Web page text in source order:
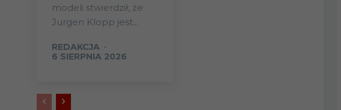
modeli stwierdził, że
Jurgen Klopp jest...
REDAKCJA -
6 SIERPNIA 2026